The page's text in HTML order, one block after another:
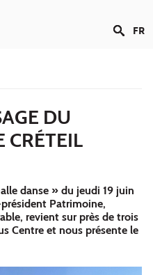
FR
DU
CRÉTEIL
danse » du jeudi 19 juin
Patrimoine,
revient sur près de trois
Centre et nous présente le